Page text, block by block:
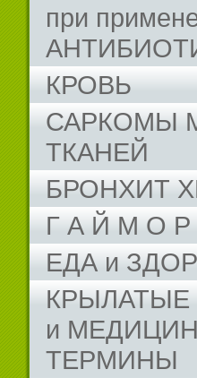
при
КРОВЬ
САРКОМЫ
ТКАНЕЙ
БРОНХИТ
Г А Й М О Р
ЕДА и
и
ТЕРМИНЫ